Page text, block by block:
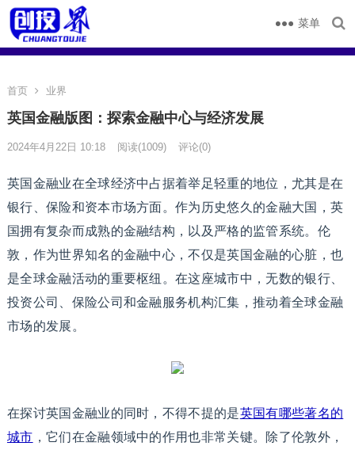
菜单
首页 业界
英国金融版图：探索金融中心与经济发展
2024年4月22日 10:18 阅读(1009) 评论(0)
英国金融业在全球经济中占据着举足轻重的地位，尤其是在
银行、保险和资本市场方面。作为历史悠久的金融大国，英
国拥有复杂而成熟的金融结构，以及严格的监管系统。伦
敦，作为世界知名的金融中心，不仅是英国金融的心脏，也
是全球金融活动的重要枢纽。在这座城市中，无数的银行、
投资公司、保险公司和金融服务机构汇集，推动着全球金融
市场的发展。
在探讨英国金融业的同时，不得不提的是英国有哪些著名的
城市 ，它们在金融领域中的作用也非常关键。除了伦敦外，